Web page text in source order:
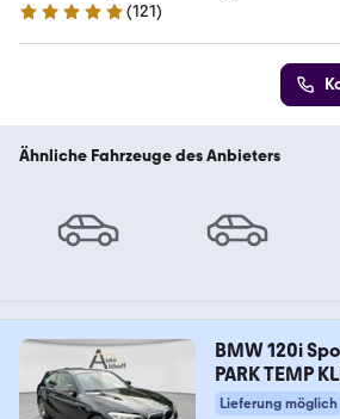
4.8 Sterne
(121)
Ähnliche Fahrzeuge des Anbieters
BMW 120i
PARK TEMP
Lieferung möglich